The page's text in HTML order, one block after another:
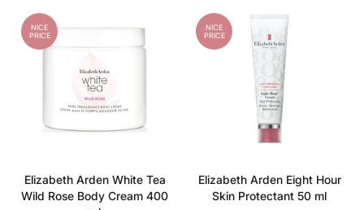
NICE
PRICE
Elizabeth Arden White Tea
Wild Rose Body Cream 400
NICE
PRICE
Elizabeth Arden Eight Hour
Skin Protectant 50 ml